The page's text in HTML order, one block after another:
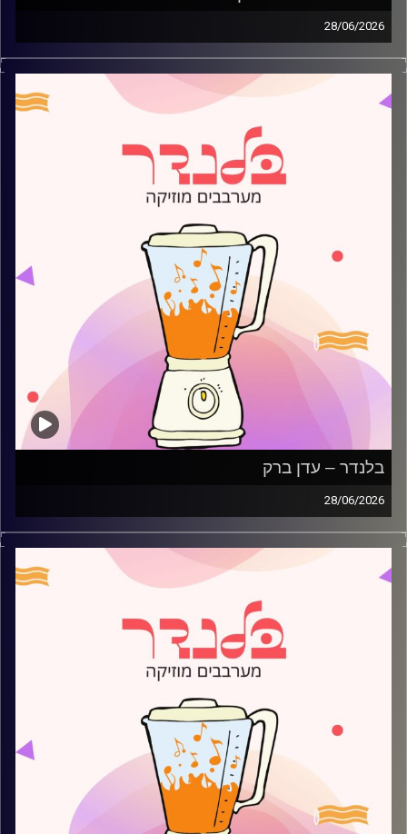
28/06/2026
מוזיקה קצבית חדשה עם עמית פרידמן
קרדיט תמונות:
AudioVersity
בלנדר – עדן ברק
28/06/2026
מוזיקה קצבית חדשה עם עדן ברק
קרדיט תמונות:
AudioVersity